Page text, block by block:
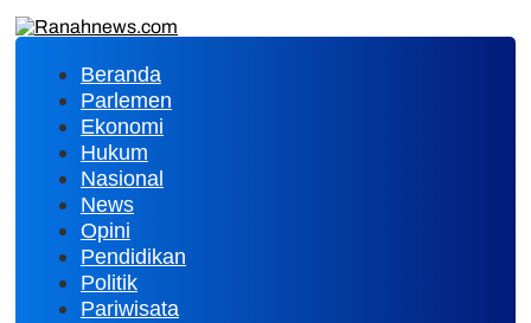
Beranda
Parlemen
Ekonomi
Hukum
Nasional
News
Opini
Pendidikan
Politik
Pariwisata